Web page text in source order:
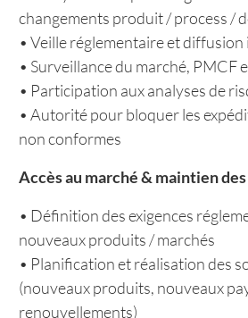
changements produit / process /
• Veille réglementaire et
• Surveillance du marché, PMCF
• Participation aux analyses de
• Autorité pour bloquer les
non conformes
Accès au marché & maintien
• Définition des exigences
nouveaux produits / marchés
• Planification et réalisation des
(nouveaux produits, nouveaux
renouvellements)